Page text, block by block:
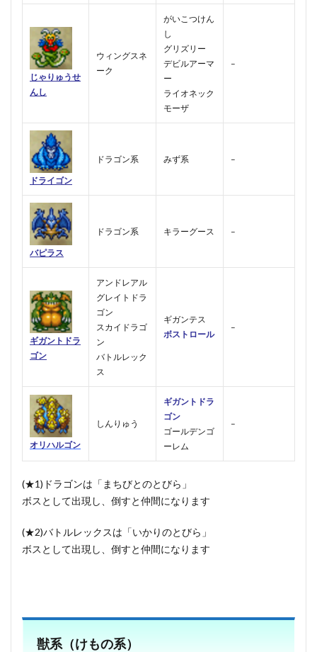
じゃりゅうせ
んし
ウィングスネ
ーク
がいこつけん
し
グリズリー
デビルアーマ
ー
ライオネック
モーザ
–
ドライゴン
ドラゴン系 みず系 –
バピラス
ドラゴン系 キラーグース –
ギガントドラ
ゴン
アンドレアル
グレイトドラ
ゴン
スカイドラゴ
ン
バトルレック
ス
ギガンテス
ボストロール
–
オリハルゴン
しんりゅう
ギガントドラ
ゴン
ゴールデンゴ
ーレム
–
(★1)ドラゴンは「まちびとのとびら」
ボスとして出現し、倒すと仲間になります
(★2)バトルレックスは「いかりのとびら」
ボスとして出現し、倒すと仲間になります
獣系（けもの系）